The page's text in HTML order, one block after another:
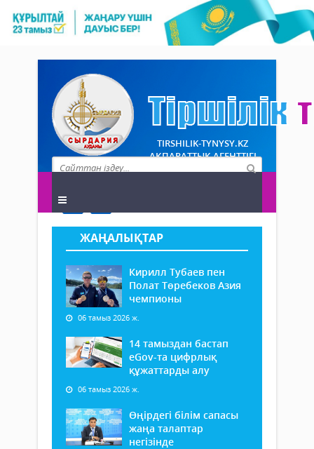
TIRSHILIK-TYNYSY.KZ
АҚПАРАТТЫҚ АГЕНТТІГІ
ЖАҢАЛЫҚТАР
Кирилл Тубаев пен
Полат Төребеков Азия
чемпионы
06 тамыз 2026 ж.
14 тамыздан бастап
еGov-та цифрлық
құжаттарды алу
06 тамыз 2026 ж.
Өңірдегі білім сапасы
жаңа талаптар
негізінде